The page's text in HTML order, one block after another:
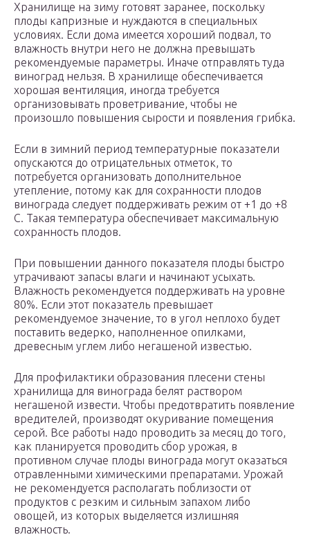
Хранилище на зиму готовят заранее, поскольку
плоды капризные и нуждаются в специальных
условиях. Если дома имеется хороший подвал, то
влажность внутри него не должна превышать
рекомендуемые параметры. Иначе отправлять туда
виноград нельзя. В хранилище обеспечивается
хорошая вентиляция, иногда требуется
организовывать проветривание, чтобы не
произошло повышения сырости и появления грибка.
Если в зимний период температурные показатели
опускаются до отрицательных отметок, то
потребуется организовать дополнительное
утепление, потому как для сохранности плодов
винограда следует поддерживать режим от +1 до +8
С. Такая температура обеспечивает максимальную
сохранность плодов.
При повышении данного показателя плоды быстро
утрачивают запасы влаги и начинают усыхать.
Влажность рекомендуется поддерживать на уровне
80%. Если этот показатель превышает
рекомендуемое значение, то в угол неплохо будет
поставить ведерко, наполненное опилками,
древесным углем либо негашеной известью.
Для профилактики образования плесени стены
хранилища для винограда белят раствором
негашеной извести. Чтобы предотвратить появление
вредителей, производят окуривание помещения
серой. Все работы надо проводить за месяц до того,
как планируется проводить сбор урожая, в
противном случае плоды винограда могут оказаться
отравленными химическими препаратами. Урожай
не рекомендуется располагать поблизости от
продуктов с резким и сильным запахом либо
овощей, из которых выделяется излишняя
влажность.